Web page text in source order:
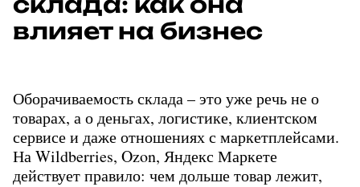
влияет на бизнес
Оборачиваемость склада – это уже речь не о
товарах, а о деньгах, логистике, клиентском
сервисе и даже отношениях с маркетплейсами.
На Wildberries, Ozon, Яндекс Маркете
действует правило: чем дольше товар лежит,